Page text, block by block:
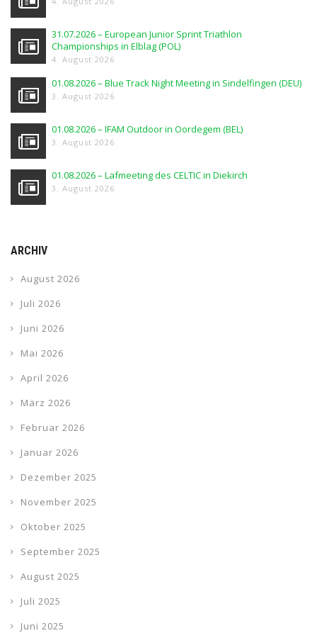
31.07.2026 – European Junior Sprint Triathlon
Championships in Elblag (POL)
4. August 2026
01.08.2026 – Blue Track Night Meeting in Sindelfingen (DEU)
3. August 2026
01.08.2026 – IFAM Outdoor in Oordegem (BEL)
3. August 2026
01.08.2026 – Lafmeeting des CELTIC in Diekirch
3. August 2026
ARCHIV
August 2026
Juli 2026
Juni 2026
Mai 2026
April 2026
März 2026
Februar 2026
Januar 2026
Dezember 2025
November 2025
Oktober 2025
September 2025
August 2025
Juli 2025
Juni 2025